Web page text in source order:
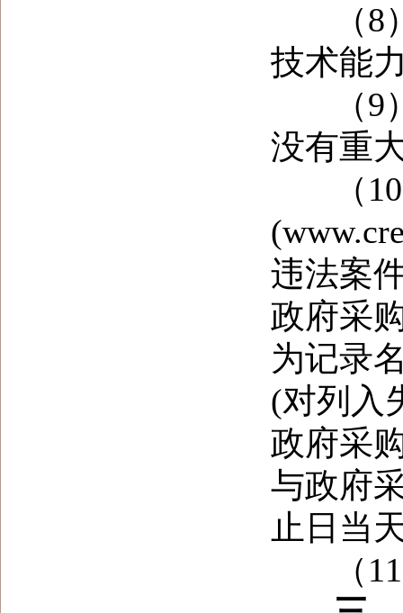
（8）
技术能
（9）
没有重
（10
违法案
政府采
为记录
(对列入
政府采
与政府
止日当
（11